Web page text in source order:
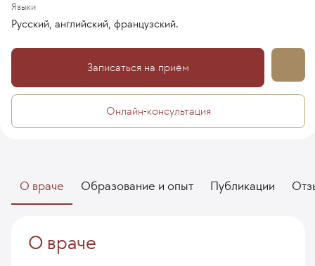
Языки
Русский, английский, французский.
Записаться на приём
Онлайн-консультация
О враче Образование и опыт Публикации
О враче